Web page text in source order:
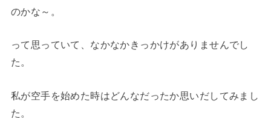
のかな～。
って思っていて、なかなかきっかけがありませんでし
た。
私が空手を始めた時はどんなだったか思いだしてみまし
た。